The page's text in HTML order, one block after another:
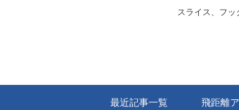
スライス、フッ
最近記事一覧 飛距離